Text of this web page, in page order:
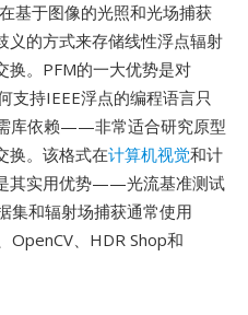
基于图像的光照和光场捕获
义的方式来存储线性浮点辐射
换。PFM的一大优势是对
支持IEEE浮点的编程语言只
库依赖——非常适合研究原型
换。该格式在计算机视觉和计
其实用优势——光流基准测试
集和辐射场捕获通常使用
OpenCV、HDR Shop和